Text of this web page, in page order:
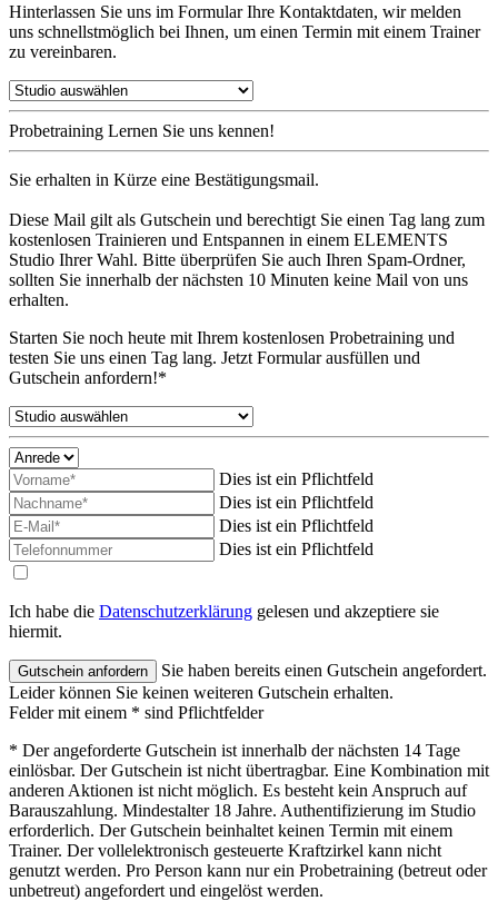
Hinterlassen Sie uns im Formular Ihre Kontaktdaten, wir melden
uns schnellstmöglich bei Ihnen, um einen Termin mit einem Trainer
zu vereinbaren.
Probetraining Lernen Sie uns kennen!
Sie erhalten in Kürze eine Bestätigungsmail.
Diese Mail gilt als Gutschein und berechtigt Sie einen Tag lang zum
kostenlosen Trainieren und Entspannen in einem ELEMENTS
Studio Ihrer Wahl. Bitte überprüfen Sie auch Ihren Spam-Ordner,
sollten Sie innerhalb der nächsten 10 Minuten keine Mail von uns
erhalten.
Starten Sie noch heute mit Ihrem kostenlosen Probetraining und
testen Sie uns einen Tag lang. Jetzt Formular ausfüllen und
Gutschein anfordern!*
Dies ist ein Pflichtfeld
Dies ist ein Pflichtfeld
Dies ist ein Pflichtfeld
Dies ist ein Pflichtfeld
Ich habe die Datenschutzerklärung gelesen und akzeptiere sie
hiermit.
Sie haben bereits einen Gutschein angefordert.
Leider können Sie keinen weiteren Gutschein erhalten.
Felder mit einem * sind Pflichtfelder
* Der angeforderte Gutschein ist innerhalb der nächsten 14 Tage
einlösbar. Der Gutschein ist nicht übertragbar. Eine Kombination mit
anderen Aktionen ist nicht möglich. Es besteht kein Anspruch auf
Barauszahlung. Mindestalter 18 Jahre. Authentifizierung im Studio
erforderlich. Der Gutschein beinhaltet keinen Termin mit einem
Trainer. Der vollelektronisch gesteuerte Kraftzirkel kann nicht
genutzt werden. Pro Person kann nur ein Probetraining (betreut oder
unbetreut) angefordert und eingelöst werden.